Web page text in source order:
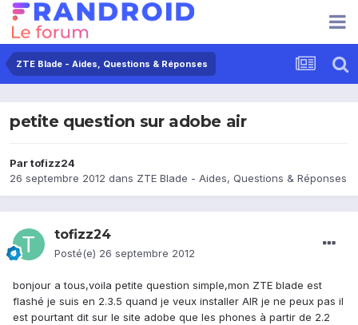
ZTE Blade - Aides, Questions & Réponses
petite question sur adobe air
Partofizz24
26 septembre 2012 dans ZTE Blade - Aides, Questions & Réponses
tofizz24
Posté(e) 26 septembre 2012
bonjour a tous,voila petite question simple,mon ZTE blade est
flashé je suis en 2.3.5 quand je veux installer AIR je ne peux pas il
est pourtant dit sur le site adobe que les phones à partir de 2.2